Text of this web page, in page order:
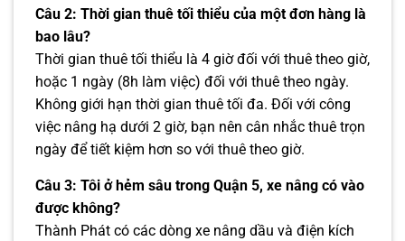
Câu 2: Thời gian thuê tối thiểu của một đơn hàng là
bao lâu?
Thời gian thuê tối thiểu là 4 giờ đối với thuê theo giờ,
hoặc 1 ngày (8h làm việc) đối với thuê theo ngày.
Không giới hạn thời gian thuê tối đa. Đối với công
việc nâng hạ dưới 2 giờ, bạn nên cân nhắc thuê trọn
ngày để tiết kiệm hơn so với thuê theo giờ.
Câu 3: Tôi ở hẻm sâu trong Quận 5, xe nâng có vào
được không?
Thành Phát có các dòng xe nâng dầu và điện kích